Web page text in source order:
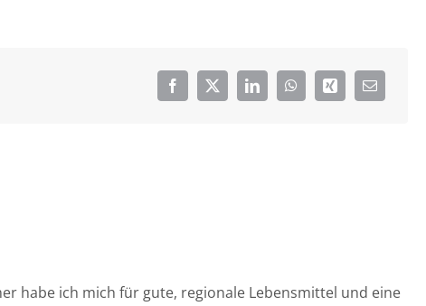
habe ich mich für gute, regionale Lebensmittel und eine